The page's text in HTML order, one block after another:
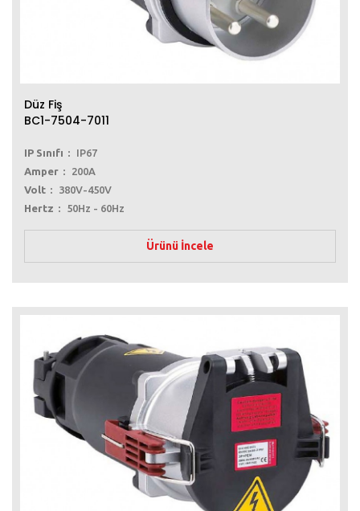
Düz Fiş
BC1-7504-7011
IP Sınıfı
IP67
Amper
200A
Volt
380V-450V
Hertz
50Hz - 60Hz
Ürünü İncele